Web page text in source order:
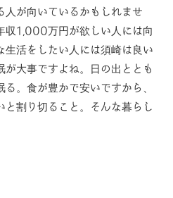
人が向いているかもしれませ
収1,000万円が欲しい人には向
生活をしたい人には須崎は良い
が大事ですよね。日の出ととも
。食が豊かで安いですから、
割り切ること。そんな暮らし